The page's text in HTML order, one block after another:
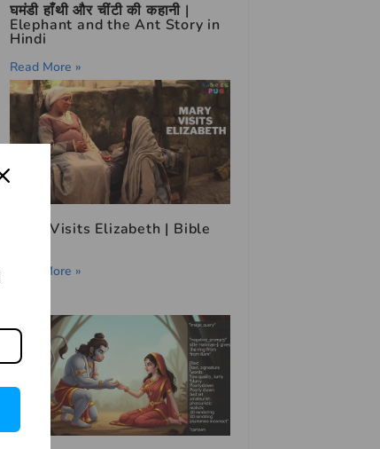
घमंडी हाँथी और चींटी की कहानी |
Elephant and the Ant Story in
Hindi
Read More »
Mary Visits Elizabeth | Bible
Read More »